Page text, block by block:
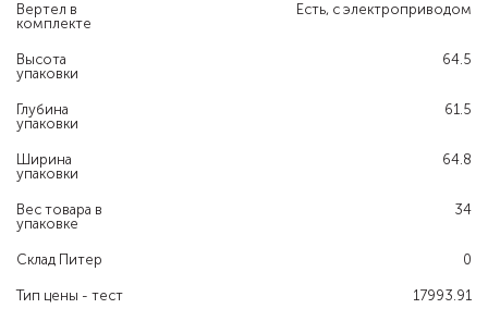
Вертел в
комплекте
Есть, с электроприводом
Высота
упаковки
64.5
Глубина
упаковки
61.5
Ширина
упаковки
64.8
Вес товара в
упаковке
34
Склад Питер 0
Тип цены - тест 17993.91